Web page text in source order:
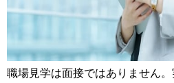
職場見学は面接ではありません